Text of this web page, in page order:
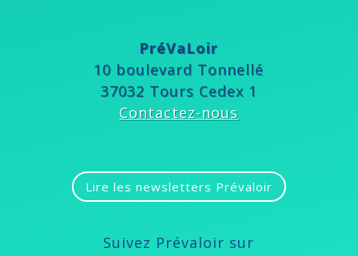
PréVaLoir
10 boulevard Tonnellé
37032 Tours Cedex 1
Contactez-nous
Lire les newsletters Prévaloir
Suivez Prévaloir sur